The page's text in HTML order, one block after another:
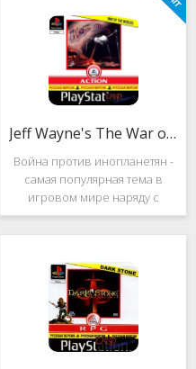
Jeff Wayne's The War of the Worlds
Война против инопланетян -
самая популярная тема в
игровом мире наряду с
войнами против
террористов и зомби. Здесь
народы объединяются в
борьбе с врагом, Земля
рушится, но